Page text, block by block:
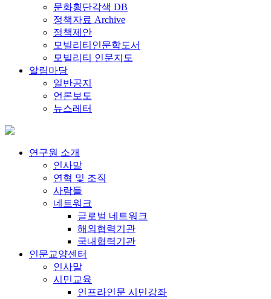
문화횡단각색 DB
정책자료 Archive
정책제안
모빌리티인문학도서
모빌리티 인문지도
알림마당
일반공지
언론보도
뉴스레터
연구원 소개
인사말
연혁 및 조직
사람들
네트워크
글로벌 네트워크
해외협력기관
국내협력기관
인문교양센터
인사말
시민교육
인프라인문 시민강좌